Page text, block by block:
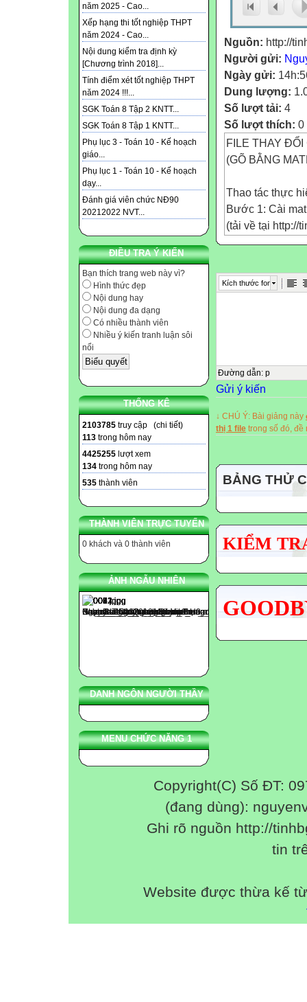
năm 2025 - Cao...
Xếp hạng thi tốt nghiệp THPT
năm 2024 - Cao...
Nội dung kiểm tra định kỳ
[Chương trình 2018]...
Tính điểm xét tốt nghiệp THPT
năm 2024 !!!...
SGK Toán 8 Tập 2 KNTT...
SGK Toán 8 Tập 1 KNTT...
Phụ lục 3 - Toán 10 - Kế hoạch
giáo...
Phụ lục 1 - Toán 10 - Kế hoạch
dạy...
Đánh giá viên chức NĐ90
20212022 NVT...
ĐIỀU TRA Ý KIẾN
Bạn thích trang web này vì?
Hình thức đẹp
Nội dung hay
Nội dung đa dạng
Có nhiều thành viên
Nhiều ý kiến tranh luận sôi
nổi
THỐNG KÊ
2103785 truy cập (chi tiết)
113 trong hôm nay
4425255 lượt xem
134 trong hôm nay
535 thành viên
THÀNH VIÊN TRỰC TUYẾN
0 khách và 0 thành viên
ẢNH NGẪU NHIÊN
DANH NGÔN NGƯỜI THẦY
MENU CHỨC NĂNG 1
Nguồn: http://
Người gửi:
Ngày gửi:
Dung lượng:
Số lượt tải: 4
Số lượt thích: 0
FILE THAY
(GÕ BẰNG
Thao tác thực
Bước 1: Cài
(tải về tại http://
Bước 2: Giải
Bước 3: Mở file
đổi.
vài phút và xem
Mọi chi tiết xin




----- The end -----
Kích thước font
Đường dẫn: p
Gửi ý kiến
↓ CHÚ Ý: Bài giảng này
thị 1 file trong số đó, đề
BẢNG THỬ
KIỂM
Copyright(C) Số ĐT:
(đang dùng):
Ghi rõ nguồn http://
tin
Website được thừa kế